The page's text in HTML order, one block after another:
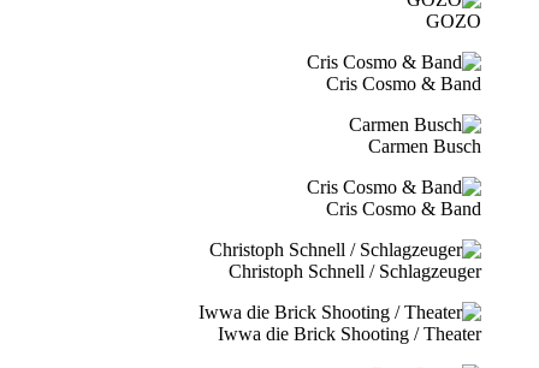
GOZO
Cris Cosmo & Band
Carmen Busch
Cris Cosmo & Band
Christoph Schnell / Schlagzeuger
Iwwa die Brick Shooting / Theater